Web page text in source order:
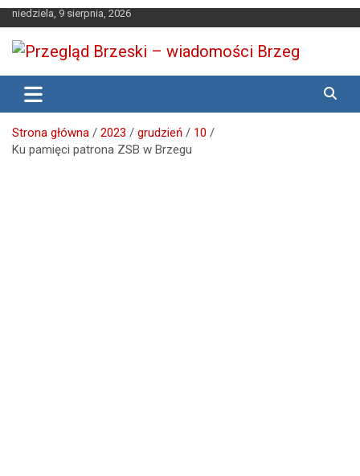
Skip
to
content
niedziela, 9 sierpnia, 2026
Przegląd Brzeski – wiadomości
Brzeg
Brzeg24
Strona główna 2023 grudzień
10
Ku pamięci patrona ZSB w Brzegu